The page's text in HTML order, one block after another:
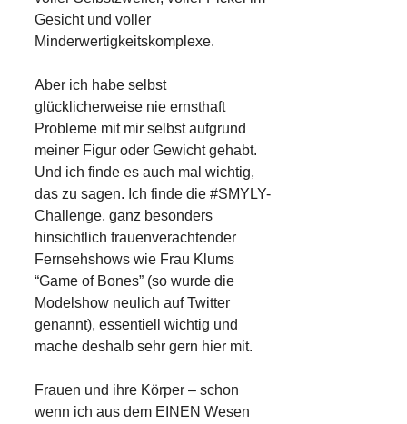
Gesicht und voller
Minderwertigkeitskomplexe.
Aber ich habe selbst
glücklicherweise nie ernsthaft
Probleme mit mir selbst aufgrund
meiner Figur oder Gewicht gehabt.
Und ich finde es auch mal wichtig,
das zu sagen. Ich finde die #SMYLY-
Challenge, ganz besonders
hinsichtlich frauenverachtender
Fernsehshows wie Frau Klums
“Game of Bones” (so wurde die
Modelshow neulich auf Twitter
genannt), essentiell wichtig und
mache deshalb sehr gern hier mit.
Frauen und ihre Körper – schon
wenn ich aus dem EINEN Wesen